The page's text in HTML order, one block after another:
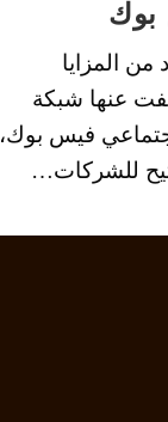
المزايا
عنها شبكة
فيس بوك،
للشركات…